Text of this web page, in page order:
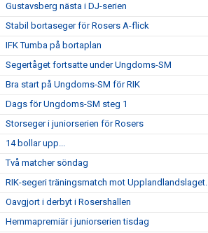
Gustavsberg nästa i DJ-serien
Stabil bortaseger för Rosers A-flick
IFK Tumba på bortaplan
Segertåget fortsatte under Ungdoms-SM
Bra start på Ungdoms-SM för RIK
Dags för Ungdoms-SM steg 1
Storseger i juniorserien för Rosers
14 bollar upp...
Två matcher söndag
RIK-segeri träningsmatch mot Upplandlandslaget.
Oavgjort i derbyt i Rosershallen
Hemmapremiär i juniorserien tisdag